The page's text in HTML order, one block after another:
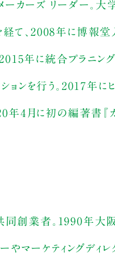
ーズ リーダー。大
、2008年に博報堂入
年に統合プラニン
ションを行う。2017年
年4月に初の編著書『
者。1990年大阪大
ーやマーケティングデ